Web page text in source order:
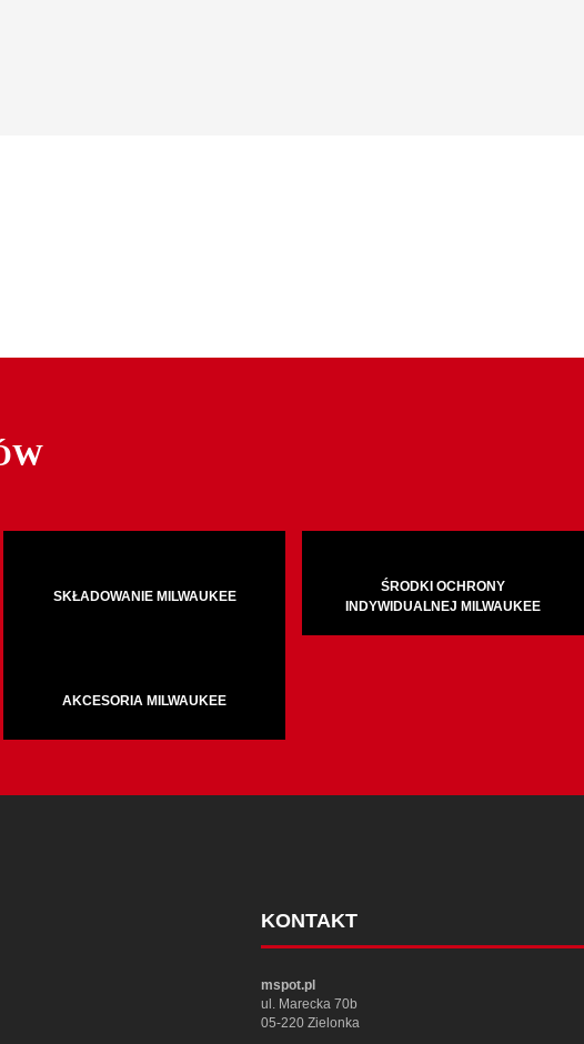
SKŁADOWANIE MILWAUKEE
ŚRODKI OCHRONY
INDYWIDUALNEJ MILWAUKEE
AKCESORIA MILWAUKEE
KONTAKT
mspot.pl
ul. Marecka 70b
05-220 Zielonka